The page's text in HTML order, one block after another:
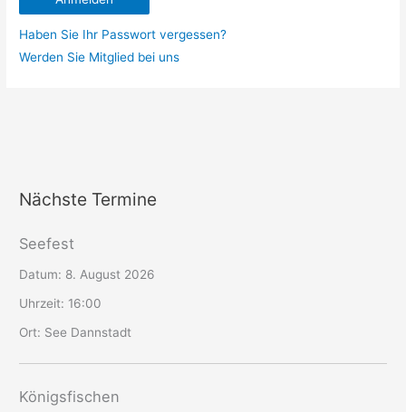
Haben Sie Ihr Passwort vergessen?
Werden Sie Mitglied bei uns
Nächste Termine
Seefest
Datum: 8. August 2026
Uhrzeit: 16:00
Ort: See Dannstadt
Königsfischen